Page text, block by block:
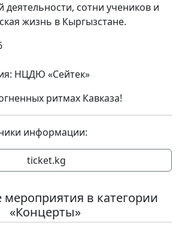
деятельности, сотни учеников и
жизнь в Кыргызстане.
НЦДЮ «Сейтек»
ритмах Кавказа!
информации:
ticket.kg
в категории
«Концерты»